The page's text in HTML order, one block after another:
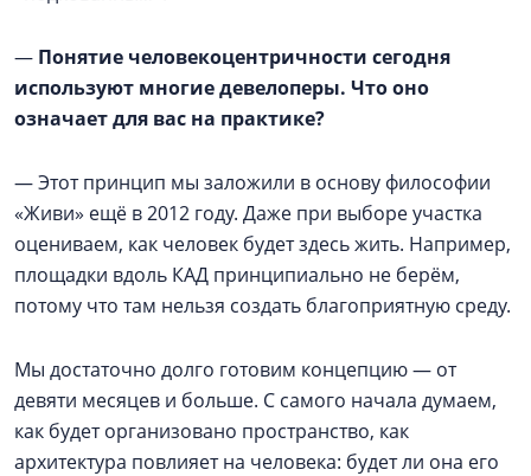
— Понятие человекоцентричности сегодня
используют многие девелоперы. Что оно
означает для вас на практике?
— Этот принцип мы заложили в основу философии
«Живи» ещё в 2012 году. Даже при выборе участка
оцениваем, как человек будет здесь жить. Например,
площадки вдоль КАД принципиально не берём,
потому что там нельзя создать благоприятную среду.
Мы достаточно долго готовим концепцию — от
девяти месяцев и больше. С самого начала думаем,
как будет организовано пространство, как
архитектура повлияет на человека: будет ли она его